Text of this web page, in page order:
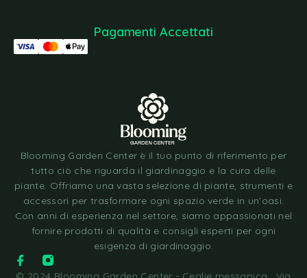
Blooming Garden Center è il tuo punto di riferimento per
tutto ciò che riguarda il giardinaggio e la cura delle
piante. Offriamo una vasta selezione di piante, strumenti e
accessori per trasformare ogni spazio verde in un’oasi.
Con anni di esperienza nel settore, siamo appassionati nel
fornire prodotti di qualità e consigli esperti per ogni
esigenza di giardinaggio.
Pagamenti Accettati